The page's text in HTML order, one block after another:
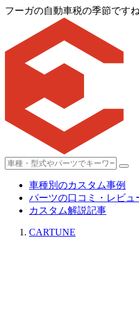
フーガの自動車税の季節です
車種別のカスタム事例
パーツの口コミ・レビュ
カスタム解説記事
CARTUNE